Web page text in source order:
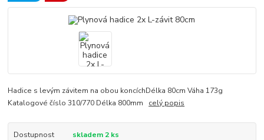
Hadice s levým závitem na obou koncíchDélka 80cm Váha 173g
Katalogové číslo 310/770 Délka 800mm celý popis
Dostupnost skladem 2 ks